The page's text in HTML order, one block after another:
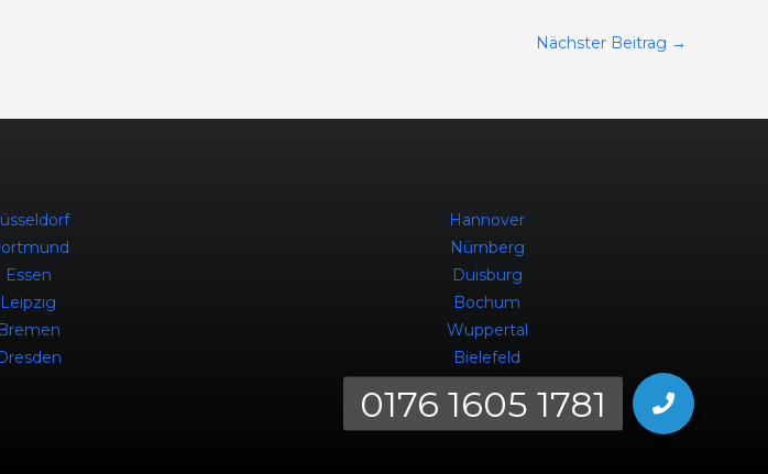
Nächster Beitrag →
Essen
Leipzig
Bremen
Hannover
Nürnberg
Duisburg
Bochum
Wuppertal
Bielefeld